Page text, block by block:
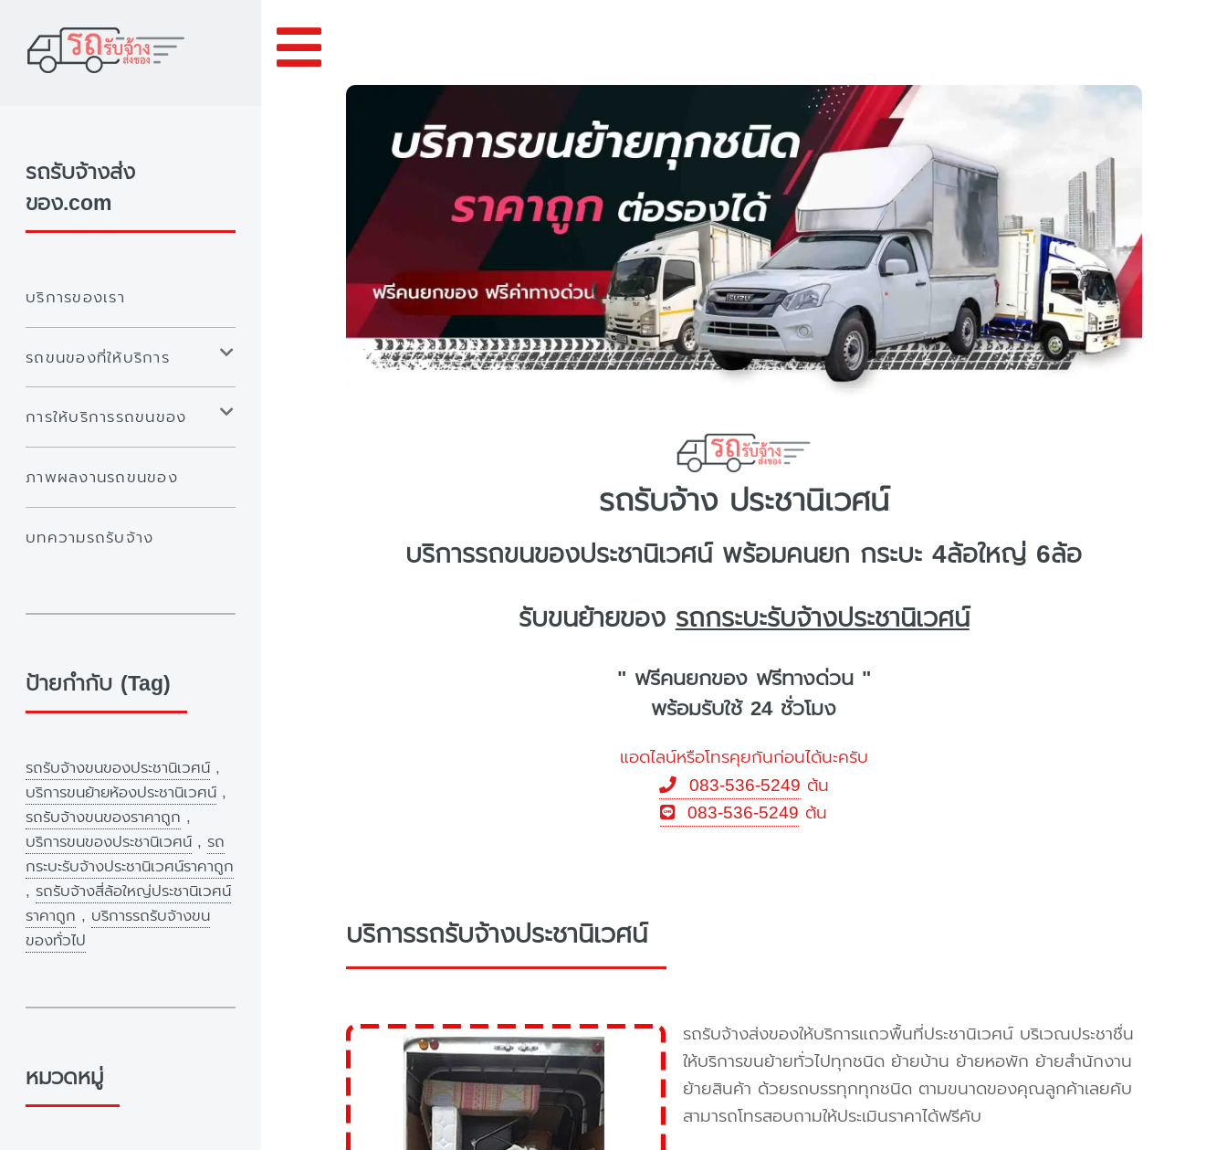
รถรับจ้าง ประชานิเวศน์
บริการรถขนของประชานิเวศน์พร้อมคนยก กระบะ 4ล้อใหญ่ 6ล้อ
รับขนย้ายของรถกระบะรับจ้างประชานิเวศน์
" ฟรีคนยกของ ฟรีทางด่วน "
พร้อมรับใช้ 24 ชั่วโมง
แอดไลน์หรือโทรคุยกันก่อนได้นะครับ
083-536-5249 ต้น
083-536-5249 ต้น
บริการรถรับจ้างประชานิเวศน์
รถรับจ้างส่งของให้บริการแถวพื้นที่ประชานิเวศน์ บริเวณประชาชื่น
ให้บริการขนย้ายทั่วไปทุกชนิด ย้ายบ้าน ย้ายหอพัก ย้ายสำนักงาน
ย้ายสินค้า ด้วยรถบรรทุกทุกชนิด ตามขนาดของคุณลูกค้าเลยคับ
สามารถโทรสอบถามให้ประเมินราคาได้ฟรีคับ
รถรับจ้างส่ง
ของ.com
บริการของเรา
รถขนของที่ให้บริการ
การให้บริการรถขนของ
ภาพผลงานรถขนของ
บทความรถรับจ้าง
ป้ายกำกับ (Tag)
รถรับจ้างขนของประชานิเวศน์ ,
บริการขนย้ายห้องประชานิเวศน์ ,
รถรับจ้างขนของราคาถูก ,
บริการขนของประชานิเวศน์ , รถ
กระบะรับจ้างประชานิเวศน์ราคาถูก
, รถรับจ้างสี่ล้อใหญ่ประชานิเวศน์
ราคาถูก , บริการรถรับจ้างขน
ของทั่วไป
หมวดหมู่